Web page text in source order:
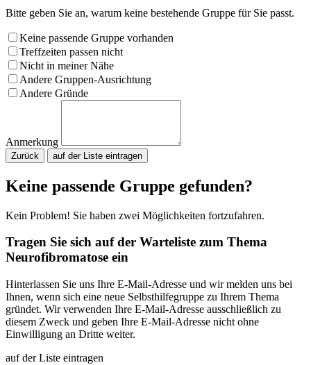
Bitte geben Sie an, warum keine bestehende Gruppe für Sie passt.
Keine passende Gruppe vorhanden
Treffzeiten passen nicht
Nicht in meiner Nähe
Andere Gruppen-Ausrichtung
Andere Gründe
Anmerkung
Zurück
Keine passende Gruppe gefunden?
Kein Problem! Sie haben zwei Möglichkeiten fortzufahren.
Tragen Sie sich auf der Warteliste zum Thema
Neurofibromatose ein
Hinterlassen Sie uns Ihre E-Mail-Adresse und wir melden uns bei
Ihnen, wenn sich eine neue Selbsthilfegruppe zu Ihrem Thema
gründet. Wir verwenden Ihre E-Mail-Adresse ausschließlich zu
diesem Zweck und geben Ihre E-Mail-Adresse nicht ohne
Einwilligung an Dritte weiter.
auf der Liste eintragen